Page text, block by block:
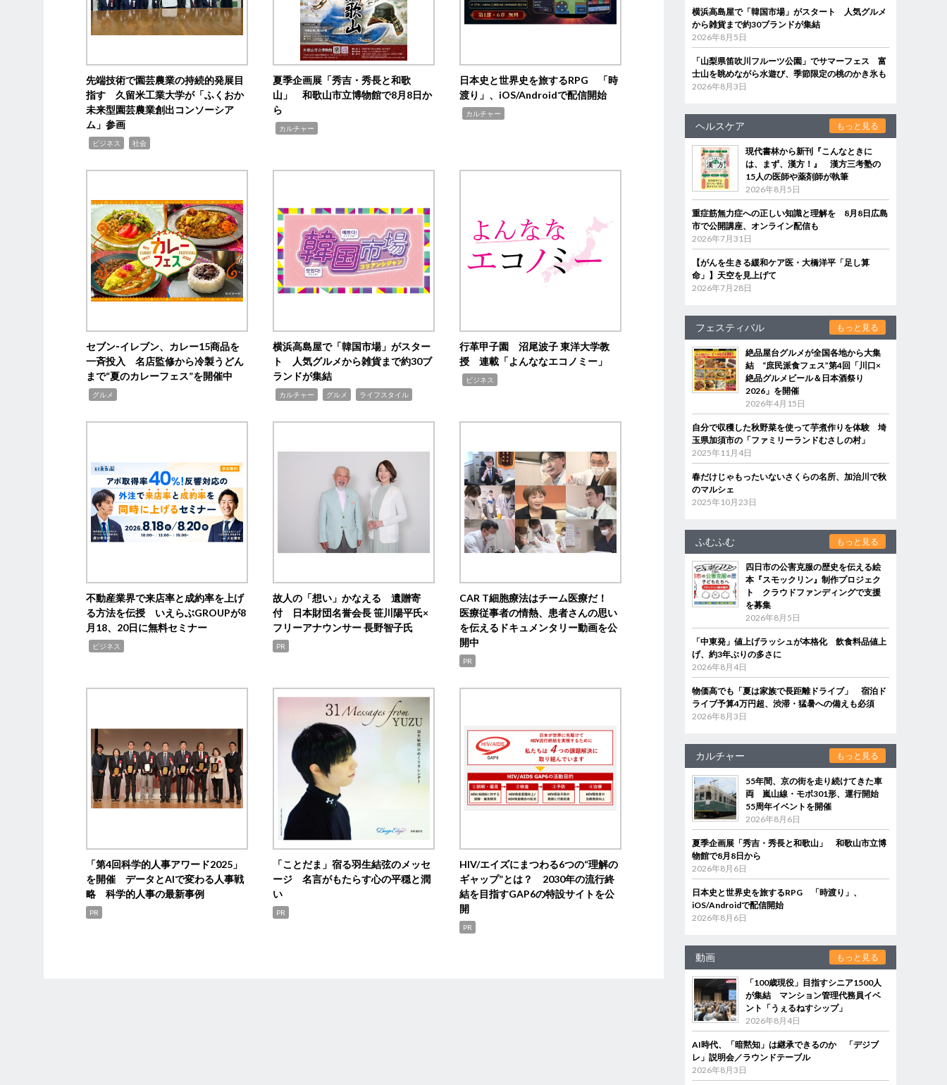
先端技術で園芸農業の持続的発展目
指す 久留米工業大学が「ふくおか
未来型園芸農業創出コンソーシア
ム」参画
ビジネス 社会
夏季企画展「秀吉・秀長と和歌
山」 和歌山市立博物館で8月8日か
ら
カルチャー
日本史と世界史を旅するRPG 「時
渡り」、iOS/Androidで配信開始
カルチャー
セブン‐イレブン、カレー15商品を
一斉投入 名店監修から冷製うどん
まで“夏のカレーフェス”を開催中
グルメ
横浜高島屋で「韓国市場」がスター
ト 人気グルメから雑貨まで約30ブ
ランドが集結
カルチャー グルメ ライフスタイル
行革甲子園 沼尾波子 東洋大学教
授 連載「よんななエコノミー」
ビジネス
不動産業界で来店率と成約率を上げ
る方法を伝授 いえらぶGROUPが8
月18、20日に無料セミナー
ビジネス
故人の「想い」かなえる 遺贈寄
付 日本財団名誉会長 笹川陽平氏×
フリーアナウンサー 長野智子氏
PR
CAR T細胞療法はチーム医療だ！
医療従事者の情熱、患者さんの思い
を伝えるドキュメンタリー動画を公
開中
PR
「第4回科学的人事アワード2025」
を開催 データとAIで変わる人事戦
略 科学的人事の最新事例
PR
「ことだま」宿る羽生結弦のメッセ
ージ 名言がもたらす心の平穏と潤
い
PR
HIV/エイズにまつわる6つの“理解の
ギャップ”とは？ 2030年の流行終
結を目指すGAP6の特設サイトを公
開
PR
横浜高島屋で「韓国市場」がスタート 人気グルメ
から雑貨まで約30ブランドが集結
2026年8月5日
「山梨県笛吹川フルーツ公園」でサマーフェス 富
士山を眺めながら水遊び、季節限定の桃のかき氷も
2026年8月3日
ヘルスケア もっと見る
現代書林から新刊『こんなときに
は、まず、漢方！』 漢方三考塾の
15人の医師や薬剤師が執筆
2026年8月5日
重症筋無力症への正しい知識と理解を 8月8日広島
市で公開講座、オンライン配信も
2026年7月31日
【がんを生きる緩和ケア医・大橋洋平「足し算
命」】天空を見上げて
2026年7月28日
フェスティバル もっと見る
絶品屋台グルメが全国各地から大集
結 “庶民派食フェス”第4回「川口×
絶品グルメビール＆日本酒祭り
2026」を開催
2026年4月15日
自分で収穫した秋野菜を使って芋煮作りを体験 埼
玉県加須市の「ファミリーランドむさしの村」
2025年11月4日
春だけじゃもったいないさくらの名所、加治川で秋
のマルシェ
2025年10月23日
ふむふむ もっと見る
四日市の公害克服の歴史を伝える絵
本『スモックリン』制作プロジェク
ト クラウドファンディングで支援
を募集
2026年8月5日
「中東発」値上げラッシュが本格化 飲食料品値上
げ、約3年ぶりの多さに
2026年8月4日
物価高でも「夏は家族で長距離ドライブ」 宿泊ド
ライブ予算4万円超、渋滞・猛暑への備えも必須
2026年8月3日
カルチャー もっと見る
55年間、京の街を走り続けてきた車
両 嵐山線・モボ301形、運行開始
55周年イベントを開催
2026年8月6日
夏季企画展「秀吉・秀長と和歌山」 和歌山市立博
物館で8月8日から
2026年8月6日
日本史と世界史を旅するRPG 「時渡り」、
iOS/Androidで配信開始
2026年8月6日
動画 もっと見る
「100歳現役」目指すシニア1500人
が集結 マンション管理代務員イベ
ント「うぇるねすシップ」
2026年8月4日
AI時代、「暗黙知」は継承できるのか 「デジブ
レ」説明会／ラウンドテーブル
2026年8月3日